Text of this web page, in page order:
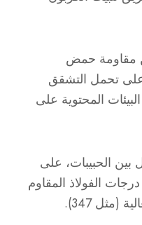
مقاومة حمض
على تحمل التشقق
المحتوية على
بين الحبيبات، على
الفولاذ المقاوم
(مثل 347).